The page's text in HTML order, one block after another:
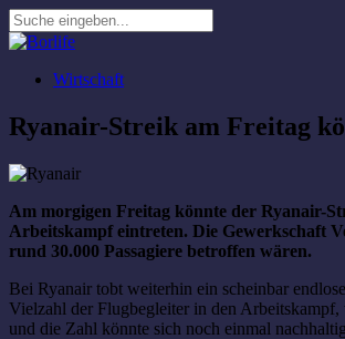
Wirtschaft
Ryanair-Streik am Freitag
Am morgigen Freitag könnte der Ryanair-
Arbeitskampf eintreten. Die Gewerkschaft
rund 30.000 Passagiere betroffen wären.
Bei Ryanair tobt weiterhin ein scheinbar
Vielzahl der Flugbegleiter in den
und die Zahl könnte sich noch einmal